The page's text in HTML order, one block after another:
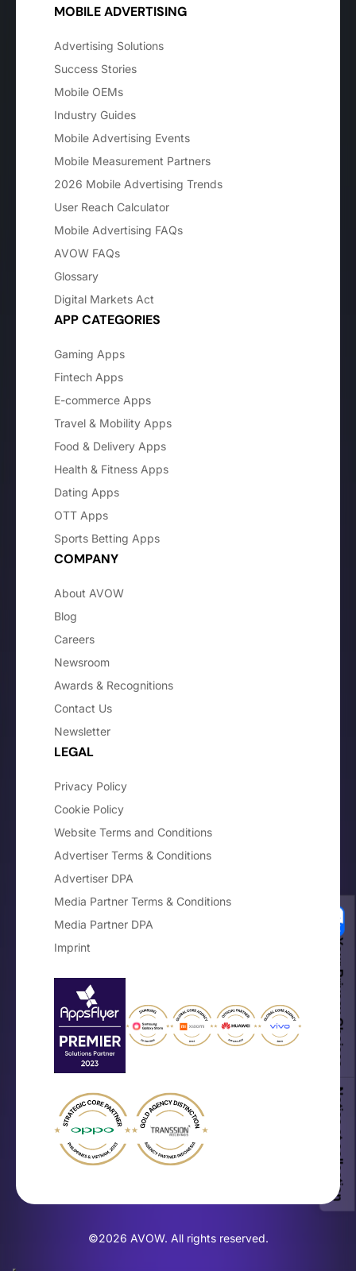
MOBILE ADVERTISING
Advertising Solutions
Success Stories
Mobile OEMs
Industry Guides
Mobile Advertising Events
Mobile Measurement Partners
2026 Mobile Advertising Trends
User Reach Calculator
Mobile Advertising FAQs
AVOW FAQs
Glossary
Digital Markets Act
APP CATEGORIES
Gaming Apps
Fintech Apps
E-commerce Apps
Travel & Mobility Apps
Food & Delivery Apps
Health & Fitness Apps
Dating Apps
OTT Apps
Sports Betting Apps
COMPANY
About AVOW
Blog
Careers
Newsroom
Awards & Recognitions
Contact Us
Newsletter
LEGAL
Privacy Policy
Cookie Policy
Website Terms and Conditions
Advertiser Terms & Conditions
Advertiser DPA
Media Partner Terms & Conditions
Media Partner DPA
Imprint
©2026 AVOW. All rights reserved.
Your Privacy Choices
Notice at collection